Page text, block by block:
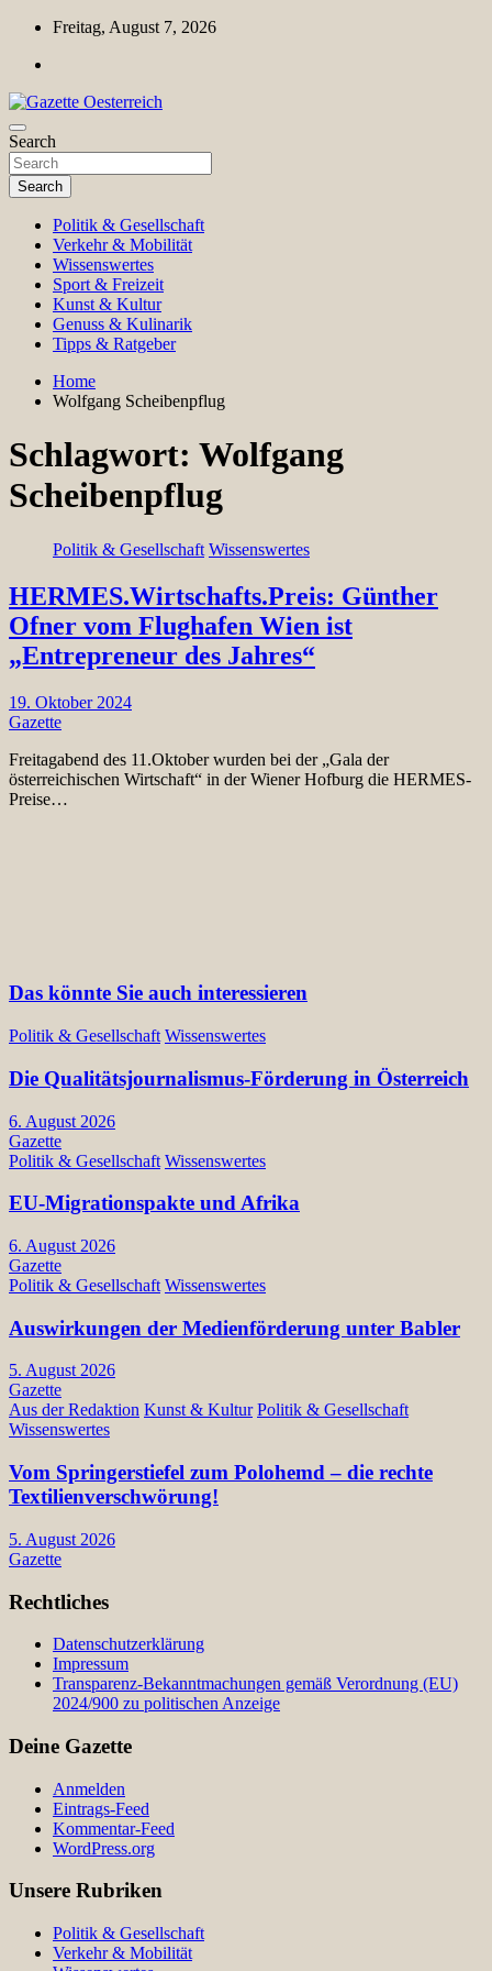
Skip
content
Freitag, August 7, 2026
Gazette Oesterreich
Magazin für Freizeit, Politik, Kultur & Wissenschaft
Search
Search
Politik & Gesellschaft
Verkehr & Mobilität
Wissenswertes
Sport & Freizeit
Kunst & Kultur
Genuss & Kulinarik
Tipps & Ratgeber
Home
Wolfgang Scheibenpflug
Schlagwort: Wolfgang
Scheibenpflug
Politik & Gesellschaft Wissenswertes
HERMES.Wirtschafts.Preis: Günther
Ofner vom Flughafen Wien ist
„Entrepreneur des Jahres“
19. Oktober 2024
Gazette
Freitagabend des 11.Oktober wurden bei der „Gala der
österreichischen Wirtschaft“ in der Wiener Hofburg die HERMES-
Preise…
Das könnte Sie auch interessieren
Politik & Gesellschaft Wissenswertes
Die Qualitätsjournalismus-Förderung in Österreich
6. August 2026
Gazette
Politik & Gesellschaft Wissenswertes
EU-Migrationspakte und Afrika
6. August 2026
Gazette
Politik & Gesellschaft Wissenswertes
Auswirkungen der Medienförderung unter Babler
5. August 2026
Gazette
Aus der Redaktion Kunst & Kultur Politik & Gesellschaft
Wissenswertes
Vom Springerstiefel zum Polohemd – die rechte
Textilienverschwörung!
5. August 2026
Gazette
Rechtliches
Datenschutzerklärung
Impressum
Transparenz-Bekanntmachungen gemäß Verordnung (EU)
2024/900 zu politischen Anzeige
Deine Gazette
Anmelden
Eintrags-Feed
Kommentar-Feed
WordPress.org
Unsere Rubriken
Politik & Gesellschaft
Verkehr & Mobilität